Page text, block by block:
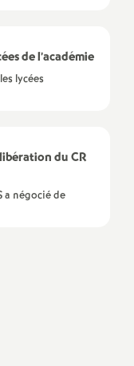
s
E
s
de l’académie
lycées
du CR
a négocié de